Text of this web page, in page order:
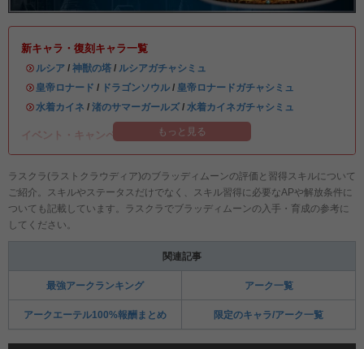
新キャラ・復刻キャラ一覧
・ルシア / 神獣の塔 / ルシアガチャシミュ
・ 皇帝ロナード / ドラゴンソウル / 皇帝ロナードガチャシミュ
・水着カイネ / 渚のサマーガールズ/ 水着カイネガチャシミュ
イベント・キャンペーン情報まとめ
もっと見る
ラスクラ(ラストクラウディア)のブラッディムーンの評価と習得スキルについて
ご紹介。スキルやステータスだけでなく、スキル習得に必要なAPや解放条件に
ついても記載しています。ラスクラでブラッディムーンの入手・育成の参考に
してください。
関連記事
最強アークランキング アーク一覧
アークエーテル100%報酬まとめ 限定のキャラ/アーク一覧